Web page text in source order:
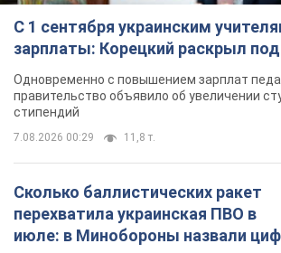
дефицита ракет-перехватчиков
3 часа назад 5,9 т.
Аурика Ротару через суд изменила
свою пенсию, на которую ранее
артистки за время работы в Черновицкой
филармонии
через 10 часов